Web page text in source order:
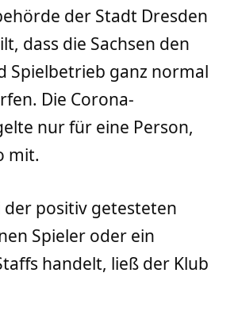
der Stadt Dresden
dass die Sachsen den
Spielbetrieb ganz normal
Die Corona-
nur für eine Person,
mit.
der positiv getesteten
Spieler oder ein
handelt, ließ der Klub